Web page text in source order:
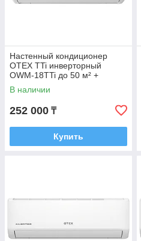
Настенный кондиционер
OTEX TTi инверторный
OWM-18TTi до 50 м² +
монтажный комплект
В наличии
252 000 ₸
Купить